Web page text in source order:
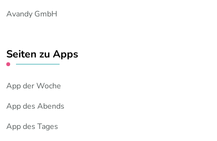
Avandy GmbH
Seiten zu Apps
App der Woche
App des Abends
App des Tages